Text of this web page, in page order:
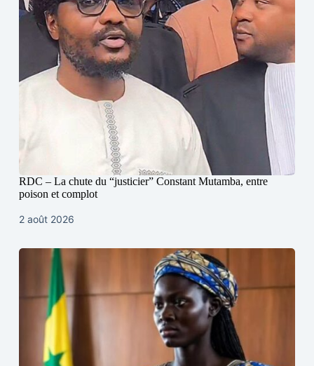
RDC – La chute du “justicier” Constant Mutamba, entre
poison et complot
2 août 2026